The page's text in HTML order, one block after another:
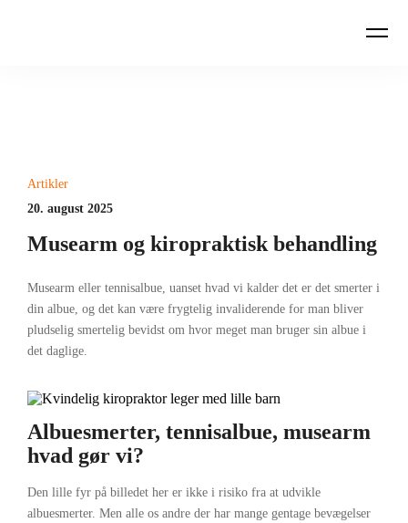
Artikler
20. august 2025
Musearm og kiropraktisk behandling
Musearm eller tennisalbue, uanset hvad vi kalder det er det smerter i
din albue, og det kan være frygtelig invaliderende for man bliver
pludselig smertelig bevidst om hvor meget man bruger sin albue i
det daglige.
Albuesmerter, tennisalbue, musearm
hvad gør vi?
Den lille fyr på billedet her er ikke i risiko fra at udvikle
albuesmerter. Men alle os andre der har mange gentage bevægelser